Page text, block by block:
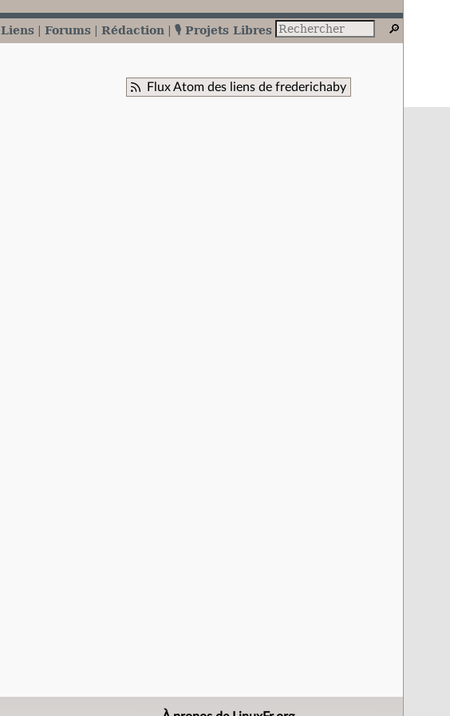
Liens Forums Rédaction 🎙️ Projets Libres
Flux Atom des liens de frederichaby